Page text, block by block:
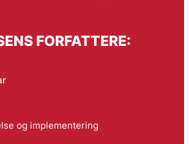
FORFATTERE:
og implementering